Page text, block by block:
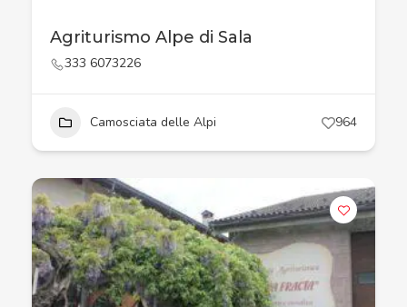
Agriturismo Alpe di Sala
333 6073226
Camosciata delle Alpi 964